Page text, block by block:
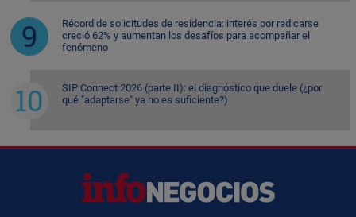
Récord de solicitudes de residencia: interés por radicarse
creció 62% y aumentan los desafíos para acompañar el
fenómeno
SIP Connect 2026 (parte II): el diagnóstico que duele (¿por
qué "adaptarse" ya no es suficiente?)